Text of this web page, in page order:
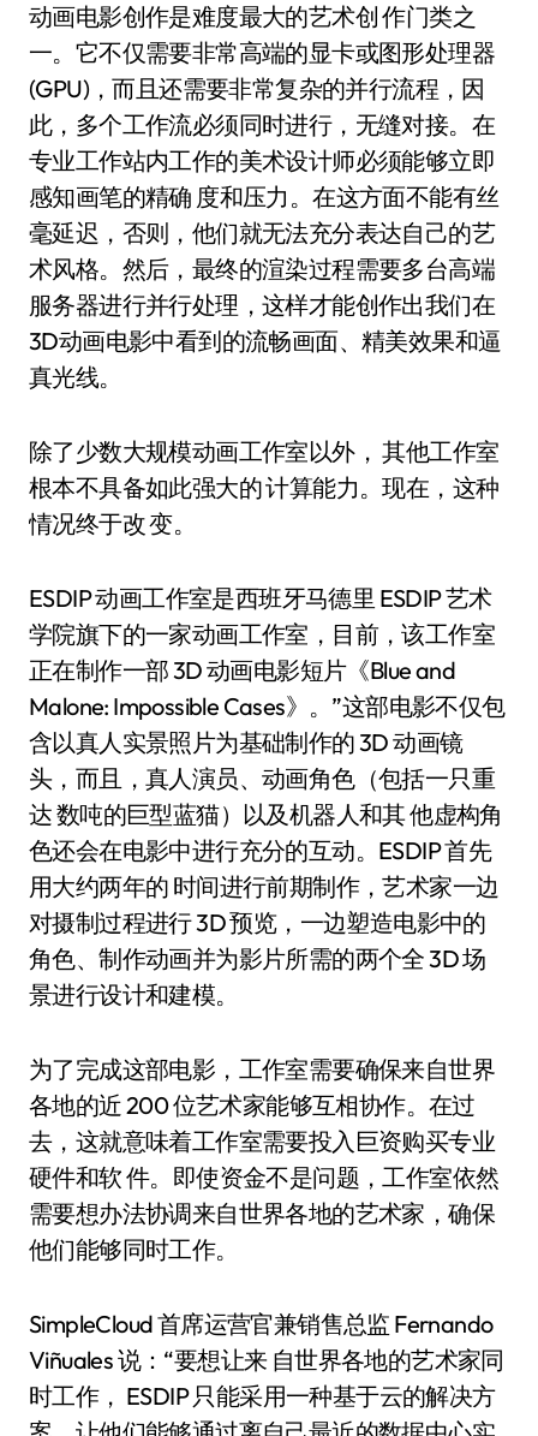
动画电影创作是难度最大的艺术创 作门类之
一。它不仅需要非常高端的显卡或图形处理器
(GPU)，而且还需要非常复杂的并行流程，因
此，多个工作流必须同时进行，无缝对接。在
专业工作站内工作的美术设计师必须能够立即
感知画笔的精确 度和压力。在这方面不能有丝
毫延迟，否则，他们就无法充分表达自己的艺
术风格。然后，最终的渲染过程需要多台高端
服务器进行并行处理，这样才能创作出我们在
3D动画电影中看到的流畅画面、精美效果和逼
真光线。
除了少数大规模动画工作室以外， 其他工作室
根本不具备如此强大的 计算能力。现在，这种
情况终于改 变。
ESDIP 动画工作室是西班牙马德里 ESDIP 艺术
学院旗下的一家动画工作室，目前，该工作室
正在制作一部 3D 动画电影短片《Blue and
Malone: Impossible Cases》。”这部电影不仅包
含以真人实景照片为基础制作的 3D 动画镜
头，而且，真人演员、动画角色（包括一只重
达 数吨的巨型蓝猫）以及机器人和其 他虚构角
色还会在电影中进行充分的互动。ESDIP 首先
用大约两年的 时间进行前期制作，艺术家一边
对摄制过程进行 3D 预览，一边塑造电影中的
角色、制作动画并为影片所需的两个全 3D 场
景进行设计和建模。
为了完成这部电影，工作室需要确保来自世界
各地的近 200 位艺术家能够互相协作。在过
去，这就意味着工作室需要投入巨资购买专业
硬件和软 件。即使资金不是问题，工作室依然
需要想办法协调来自世界各地的艺术家，确保
他们能够同时工作。
SimpleCloud 首席运营官兼销售总监 Fernando
Viñuales 说：“要想让来 自世界各地的艺术家同
时工作， ESDIP 只能采用一种基于云的解决方